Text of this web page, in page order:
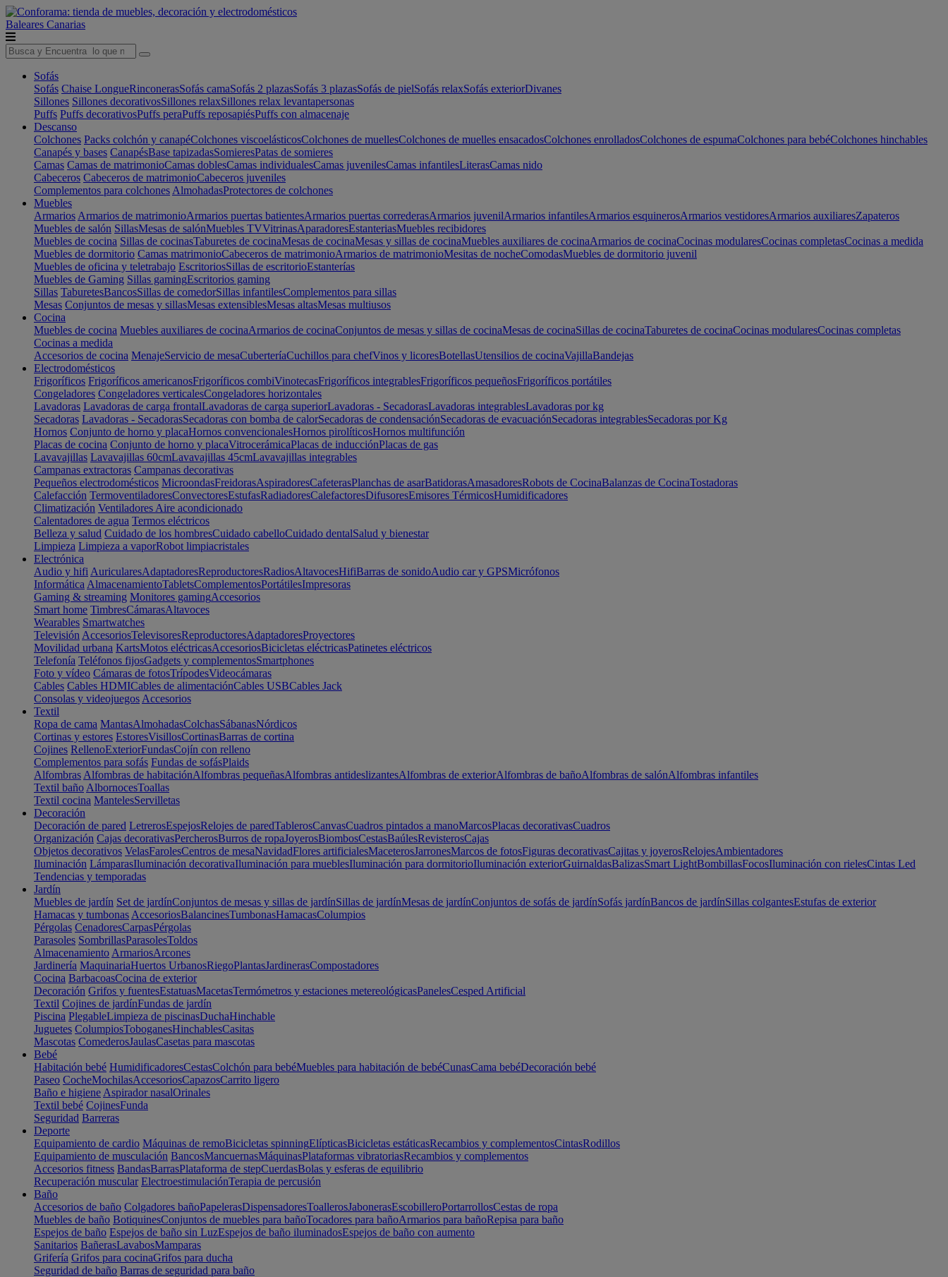
Baleares Canarias
Sofás
Sofás Chaise LongueRinconerasSofás camaSofás 2 plazasSofás 3 plazasSofás de pielSofás relaxSofás exteriorDivanes
Sillones Sillones decorativosSillones relaxSillones relax levantapersonas
Puffs Puffs decorativosPuffs peraPuffs reposapiésPuffs con almacenaje
Descanso
Colchones Packs colchón y canapéColchones viscoelásticosColchones de muellesColchones de muelles ensacadosColchones enrolladosColchones de espumaColchones para bebéColchones hinchables
Canapés y bases CanapésBase tapizadasSomieresPatas de somieres
Camas Camas de matrimonioCamas doblesCamas individualesCamas juvenilesCamas infantilesLiterasCamas nido
Cabeceros Cabeceros de matrimonioCabeceros juveniles
Complementos para colchones AlmohadasProtectores de colchones
Muebles
Armarios Armarios de matrimonioArmarios puertas batientesArmarios puertas correderasArmarios juvenilArmarios infantilesArmarios esquinerosArmarios vestidoresArmarios auxiliaresZapateros
Muebles de salón SillasMesas de salónMuebles TVVitrinasAparadoresEstanteriasMuebles recibidores
Muebles de cocina Sillas de cocinasTaburetes de cocinaMesas de cocinaMesas y sillas de cocinaMuebles auxiliares de cocinaArmarios de cocinaCocinas modularesCocinas completasCocinas a medida
Muebles de dormitorio Camas matrimonioCabeceros de matrimonioArmarios de matrimonioMesitas de nocheComodasMuebles de dormitorio juvenil
Muebles de oficina y teletrabajo EscritoriosSillas de escritorioEstanterías
Muebles de Gaming Sillas gamingEscritorios gaming
Sillas TaburetesBancosSillas de comedorSillas infantilesComplementos para sillas
Mesas Conjuntos de mesas y sillasMesas extensiblesMesas altasMesas multiusos
Cocina
Muebles de cocina Muebles auxiliares de cocinaArmarios de cocinaConjuntos de mesas y sillas de cocinaMesas de cocinaSillas de cocinaTaburetes de cocinaCocinas modularesCocinas completas
Cocinas a medida
Accesorios de cocina MenajeServicio de mesaCuberteríaCuchillos para chefVinos y licoresBotellasUtensilios de cocinaVajillaBandejas
Electrodomésticos
Frigoríficos Frigoríficos americanosFrigoríficos combiVinotecasFrigoríficos integrablesFrigoríficos pequeñosFrigoríficos portátiles
Congeladores Congeladores verticalesCongeladores horizontales
Lavadoras Lavadoras de carga frontalLavadoras de carga superiorLavadoras - SecadorasLavadoras integrablesLavadoras por kg
Secadoras Lavadoras - SecadorasSecadoras con bomba de calorSecadoras de condensaciónSecadoras de evacuaciónSecadoras integrablesSecadoras por Kg
Hornos Conjunto de horno y placaHornos convencionalesHornos pirolíticosHornos multifunción
Placas de cocina Conjunto de horno y placaVitrocerámicaPlacas de inducciónPlacas de gas
Lavavajillas Lavavajillas 60cmLavavajillas 45cmLavavajillas integrables
Campanas extractoras Campanas decorativas
Pequeños electrodomésticos MicroondasFreidorasAspiradoresCafeterasPlanchas de asarBatidorasAmasadoresRobots de CocinaBalanzas de CocinaTostadoras
Calefacción TermoventiladoresConvectoresEstufasRadiadoresCalefactoresDifusoresEmisores TérmicosHumidificadores
Climatización Ventiladores Aire acondicionado
Calentadores de agua Termos eléctricos
Belleza y salud Cuidado de los hombresCuidado cabelloCuidado dentalSalud y bienestar
Limpieza Limpieza a vaporRobot limpiacristales
Electrónica
Audio y hifi AuricularesAdaptadoresReproductoresRadiosAltavocesHifiBarras de sonidoAudio car y GPSMicrófonos
Informática AlmacenamientoTabletsComplementosPortátilesImpresoras
Gaming & streaming Monitores gamingAccesorios
Smart home TimbresCámarasAltavoces
Wearables Smartwatches
Televisión AccesoriosTelevisoresReproductoresAdaptadoresProyectores
Movilidad urbana KartsMotos eléctricasAccesoriosBicicletas eléctricasPatinetes eléctricos
Telefonía Teléfonos fijosGadgets y complementosSmartphones
Foto y vídeo Cámaras de fotosTrípodesVideocámaras
Cables Cables HDMICables de alimentaciónCables USBCables Jack
Consolas y videojuegos Accesorios
Textil
Ropa de cama MantasAlmohadasColchasSábanasNórdicos
Cortinas y estores EstoresVisillosCortinasBarras de cortina
Cojines RellenoExteriorFundasCojín con relleno
Complementos para sofás Fundas de sofásPlaids
Alfombras Alfombras de habitaciónAlfombras pequeñasAlfombras antideslizantesAlfombras de exteriorAlfombras de bañoAlfombras de salónAlfombras infantiles
Textil baño AlbornocesToallas
Textil cocina MantelesServilletas
Decoración
Decoración de pared LetrerosEspejosRelojes de paredTablerosCanvasCuadros pintados a manoMarcosPlacas decorativasCuadros
Organización Cajas decorativasPercherosBurros de ropaJoyerosBiombosCestasBaúlesRevisterosCajas
Objetos decorativos VelasFarolesCentros de mesaNavidadFlores artificialesMaceterosJarronesMarcos de fotosFiguras decorativasCajitas y joyerosRelojesAmbientadores
Iluminación LámparasIluminación decorativaIluminación para mueblesIluminación para dormitorioIluminación exteriorGuirnaldasBalizasSmart LightBombillasFocosIluminación con rielesCintas Led
Tendencias y temporadas
Jardín
Muebles de jardín Set de jardínConjuntos de mesas y sillas de jardínSillas de jardínMesas de jardínConjuntos de sofás de jardínSofás jardínBancos de jardínSillas colgantesEstufas de exterior
Hamacas y tumbonas AccesoriosBalancinesTumbonasHamacasColumpios
Pérgolas CenadoresCarpasPérgolas
Parasoles SombrillasParasolesToldos
Almacenamiento ArmariosArcones
Jardinería MaquinariaHuertos UrbanosRiegoPlantasJardinerasCompostadores
Cocina BarbacoasCocina de exterior
Decoración Grifos y fuentesEstatuasMacetasTermómetros y estaciones metereológicasPanelesCesped Artificial
Textil Cojines de jardínFundas de jardín
Piscina PlegableLimpieza de piscinasDuchaHinchable
Juguetes ColumpiosToboganesHinchablesCasitas
Mascotas ComederosJaulasCasetas para mascotas
Bebé
Habitación bebé HumidificadoresCestasColchón para bebéMuebles para habitación de bebéCunasCama bebéDecoración bebé
Paseo CocheMochilasAccesoriosCapazosCarrito ligero
Baño e higiene Aspirador nasalOrinales
Textil bebé CojinesFunda
Seguridad Barreras
Deporte
Equipamiento de cardio Máquinas de remoBicicletas spinningElípticasBicicletas estáticasRecambios y complementosCintasRodillos
Equipamiento de musculación BancosMancuernasMáquinasPlataformas vibratoriasRecambios y complementos
Accesorios fitness BandasBarrasPlataforma de stepCuerdasBolas y esferas de equilibrio
Recuperación muscular ElectroestimulaciónTerapia de percusión
Baño
Accesorios de baño Colgadores bañoPapelerasDispensadoresToallerosJabonerasEscobilleroPortarrollosCestas de ropa
Muebles de baño BotiquinesConjuntos de muebles para bañoTocadores para bañoArmarios para bañoRepisa para baño
Espejos de baño Espejos de baño sin LuzEspejos de baño iluminadosEspejos de baño con aumento
Sanitarios BañerasLavabosMamparas
Grifería Grifos para cocinaGrifos para ducha
Seguridad de baño Barras de seguridad para baño